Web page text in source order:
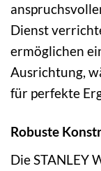
Dienst
ermöglichen
Ausrichtung,
für perfekte
Robuste
Die STANLEY